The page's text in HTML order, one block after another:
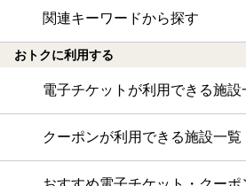
関連キーワードから探す
おトクに利用する
電子チケットが利用できる施設
クーポンが利用できる施設一覧